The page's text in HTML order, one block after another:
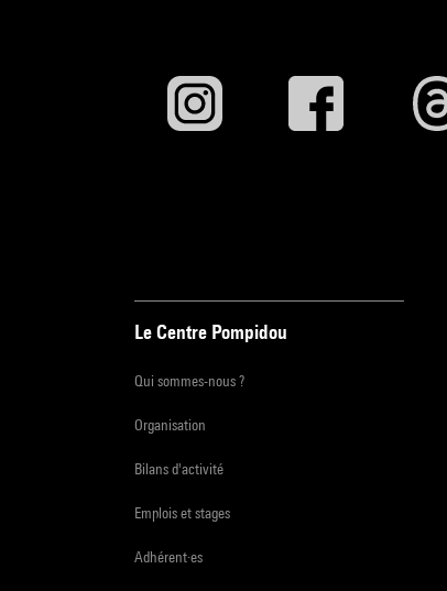
Le Centre Pompidou
Qui sommes-nous ?
Organisation
Bilans d'activité
Emplois et stages
Adhérent·es